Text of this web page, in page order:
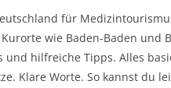
für
wie Baden-Baden und
hilfreiche Tipps. Alles
Klare Worte. So kannst du